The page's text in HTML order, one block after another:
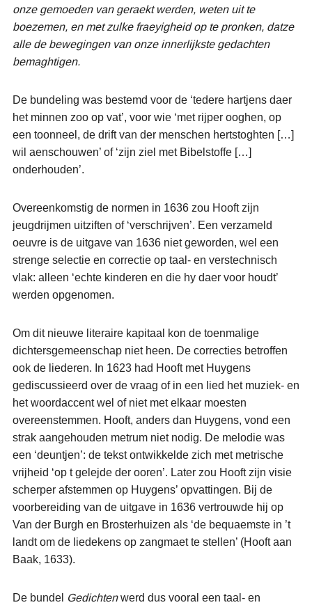
onze gemoeden van geraekt werden, weten uit te
boezemen, en met zulke fraeyigheid op te pronken, datze
alle de bewegingen van onze innerlijkste gedachten
bemaghtigen.
De bundeling was bestemd voor de ‘tedere hartjens daer
het minnen zoo op vat’, voor wie ‘met rijper ooghen, op
een toonneel, de drift van der menschen hertstoghten […]
wil aenschouwen’ of ‘zijn ziel met Bibelstoffe […]
onderhouden’.
Overeenkomstig de normen in 1636 zou Hooft zijn
jeugdrijmen uitziften of ‘verschrijven’. Een verzameld
oeuvre is de uitgave van 1636 niet geworden, wel een
strenge selectie en correctie op taal- en verstechnisch
vlak: alleen ‘echte kinderen en die hy daer voor houdt’
werden opgenomen.
Om dit nieuwe literaire kapitaal kon de toenmalige
dichtersgemeenschap niet heen. De correcties betroffen
ook de liederen. In 1623 had Hooft met Huygens
gediscussieerd over de vraag of in een lied het muziek- en
het woordaccent wel of niet met elkaar moesten
overeenstemmen. Hooft, anders dan Huygens, vond een
strak aangehouden metrum niet nodig. De melodie was
een ‘deuntjen’: de tekst ontwikkelde zich met metrische
vrijheid ‘op t gelejde der ooren’. Later zou Hooft zijn visie
scherper afstemmen op Huygens’ opvattingen. Bij de
voorbereiding van de uitgave in 1636 vertrouwde hij op
Van der Burgh en Brosterhuizen als ‘de bequaemste in ’t
landt om de liedekens op zangmaet te stellen’ (Hooft aan
Baak, 1633).
De bundel Gedichtenwerd dus vooral een taal- en